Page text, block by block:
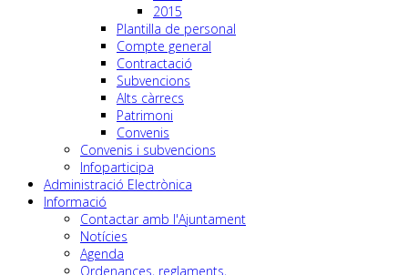
2015
Plantilla de personal
Compte general
Contractació
Subvencions
Alts càrrecs
Patrimoni
Convenis
Convenis i subvencions
Infoparticipa
Administració Electrònica
Informació
Contactar amb l'Ajuntament
Notícies
Agenda
Ordenances, reglaments,